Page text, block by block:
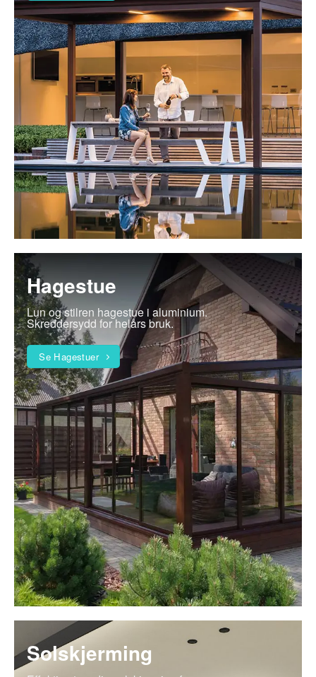
Hagestue
Lun og stilren hagestue i aluminium.
Skreddersydd for helårs bruk.
Se Hagestuer
Solskjerming